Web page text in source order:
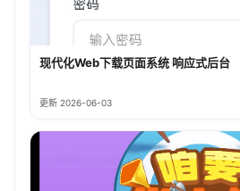
现代化Web下载页面系统 响应式后台
更新 2026-06-03